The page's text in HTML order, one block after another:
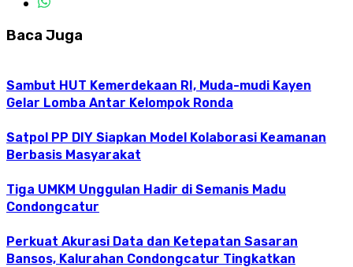
Baca Juga
Sambut HUT Kemerdekaan RI, Muda-mudi Kayen
Gelar Lomba Antar Kelompok Ronda
Satpol PP DIY Siapkan Model Kolaborasi Keamanan
Berbasis Masyarakat
Tiga UMKM Unggulan Hadir di Semanis Madu
Condongcatur
Perkuat Akurasi Data dan Ketepatan Sasaran
Bansos, Kalurahan Condongcatur Tingkatkan